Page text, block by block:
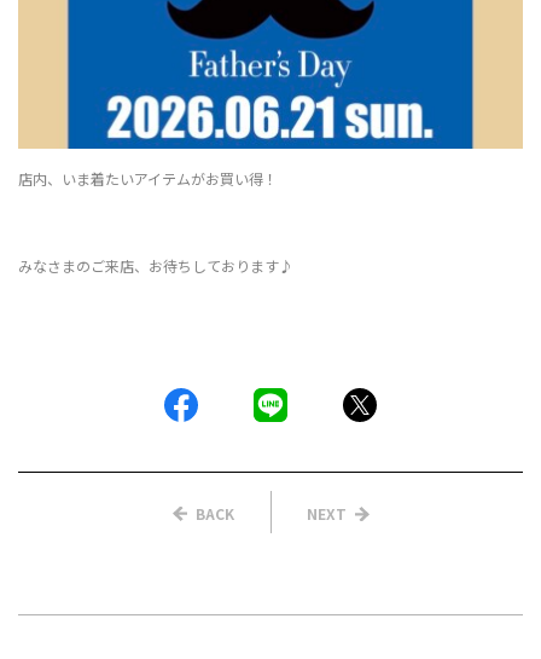
店内、いま着たいアイテムがお買い得！
みなさまのご来店、お待ちしております♪
BACK NEXT